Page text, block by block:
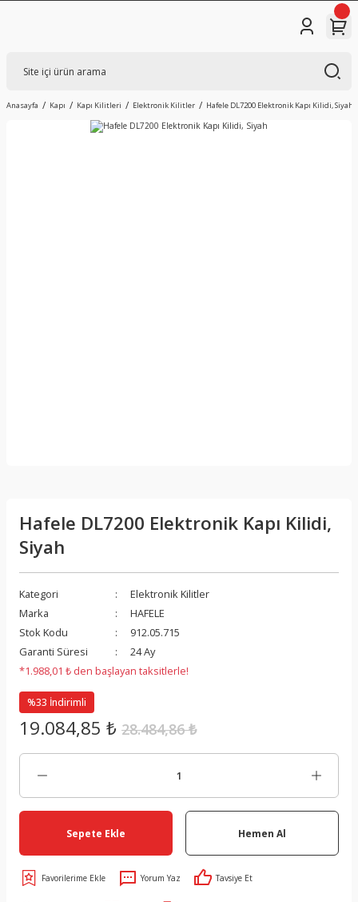
Anasayfa Kapı Kapı Kilitleri Elektronik Kilitler Hafele DL7200 Elektronik Kapı Kilidi, Siyah
Hafele DL7200 Elektronik Kapı Kilidi,
Siyah
Kategori
Elektronik Kilitler
Marka
HAFELE
Stok Kodu
912.05.715
Garanti Süresi
24 Ay
*1.988,01 ₺ den başlayan taksitlerle!
%33 İndirimli
19.084,85 ₺ 28.484,86 ₺
Sepete Ekle Hemen Al
Yorum Yaz Tavsiye Et